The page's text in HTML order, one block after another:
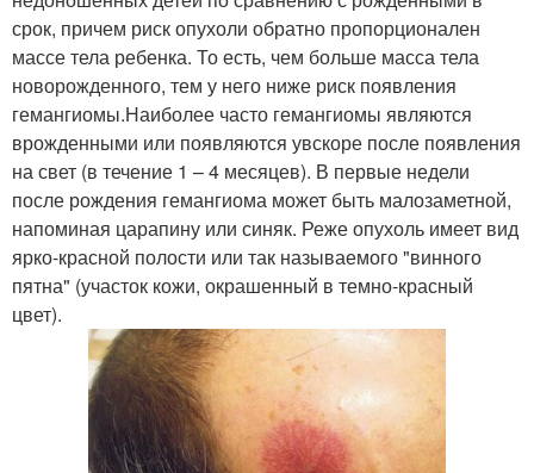
срок, причем риск опухоли обратно пропорционален
массе тела ребенка. То есть, чем больше масса тела
новорожденного, тем у него ниже риск появления
гемангиомы.Наиболее часто гемангиомы являются
врожденными или появляются увскоре после появления
на свет (в течение 1 – 4 месяцев). В первые недели
после рождения гемангиома может быть малозаметной,
напоминая царапину или синяк. Реже опухоль имеет вид
ярко-красной полости или так называемого "винного
пятна" (участок кожи, окрашенный в темно-красный
цвет).